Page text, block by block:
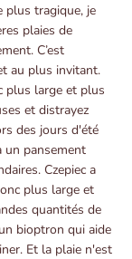
plus tragique, je
plaies de
C’est
au plus invitant.
plus large et plus
et distrayez
des jours d'été
un pansement
Czepiec a
plus large et
quantités de
bioptron qui aide
Et la plaie n'est